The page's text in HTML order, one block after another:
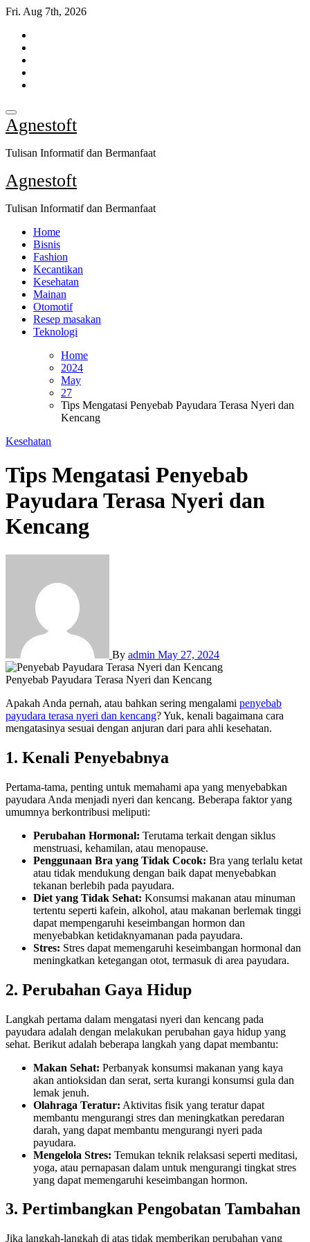
Skip
content
Fri. Aug 7th, 2026
Agnestoft
Tulisan Informatif dan Bermanfaat
Agnestoft
Tulisan Informatif dan Bermanfaat
Home
Bisnis
Fashion
Kecantikan
Kesehatan
Mainan
Otomotif
Resep masakan
Teknologi
Home
2024
May
27
Tips Mengatasi Penyebab Payudara Terasa Nyeri dan
Kencang
Kesehatan
Tips Mengatasi Penyebab
Payudara Terasa Nyeri dan
Kencang
By admin May 27, 2024
Penyebab Payudara Terasa Nyeri dan Kencang
Apakah Anda pernah, atau bahkan sering mengalami penyebab
payudara terasa nyeri dan kencang? Yuk, kenali bagaimana cara
mengatasinya sesuai dengan anjuran dari para ahli kesehatan.
1. Kenali Penyebabnya
Pertama-tama, penting untuk memahami apa yang menyebabkan
payudara Anda menjadi nyeri dan kencang. Beberapa faktor yang
umumnya berkontribusi meliputi:
Perubahan Hormonal: Terutama terkait dengan siklus
menstruasi, kehamilan, atau menopause.
Penggunaan Bra yang Tidak Cocok: Bra yang terlalu ketat
atau tidak mendukung dengan baik dapat menyebabkan
tekanan berlebih pada payudara.
Diet yang Tidak Sehat: Konsumsi makanan atau minuman
tertentu seperti kafein, alkohol, atau makanan berlemak tinggi
dapat mempengaruhi keseimbangan hormon dan
menyebabkan ketidaknyamanan pada payudara.
Stres: Stres dapat memengaruhi keseimbangan hormonal dan
meningkatkan ketegangan otot, termasuk di area payudara.
2. Perubahan Gaya Hidup
Langkah pertama dalam mengatasi nyeri dan kencang pada
payudara adalah dengan melakukan perubahan gaya hidup yang
sehat. Berikut adalah beberapa langkah yang dapat membantu:
Makan Sehat: Perbanyak konsumsi makanan yang kaya
akan antioksidan dan serat, serta kurangi konsumsi gula dan
lemak jenuh.
Olahraga Teratur: Aktivitas fisik yang teratur dapat
membantu mengurangi stres dan meningkatkan peredaran
darah, yang dapat membantu mengurangi nyeri pada
payudara.
Mengelola Stres: Temukan teknik relaksasi seperti meditasi,
yoga, atau pernapasan dalam untuk mengurangi tingkat stres
yang dapat memengaruhi keseimbangan hormon.
3. Pertimbangkan Pengobatan Tambahan
Jika langkah-langkah di atas tidak memberikan perubahan yang